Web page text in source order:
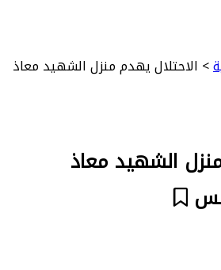
> الاحتلال يهدم منزل الشهيد معاذ
الشهيد معاذ